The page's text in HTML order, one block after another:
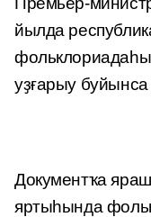
йылда
уҙғарыу
Документҡа
яртыһында